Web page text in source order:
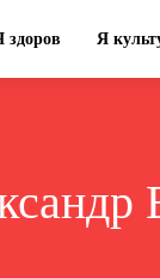
здоров Я